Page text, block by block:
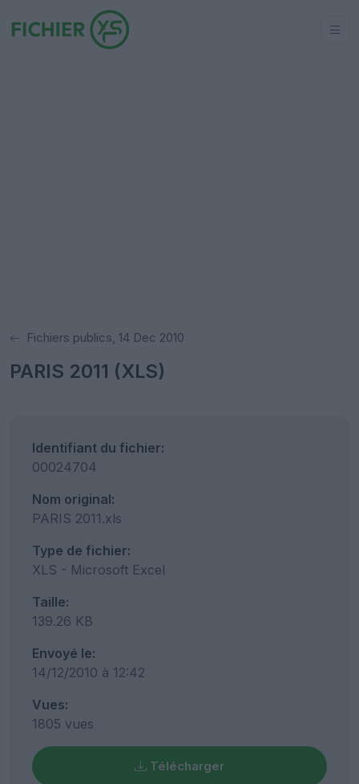
Fichiers publics, 14 Dec 2010
PARIS 2011 (XLS)
Identifiant du fichier:
00024704
Nom original:
PARIS 2011.xls
Type de fichier:
XLS - Microsoft Excel
Taille:
139.26 KB
Envoyé le:
14/12/2010 à 12:42
Vues:
1805 vues
Télécharger